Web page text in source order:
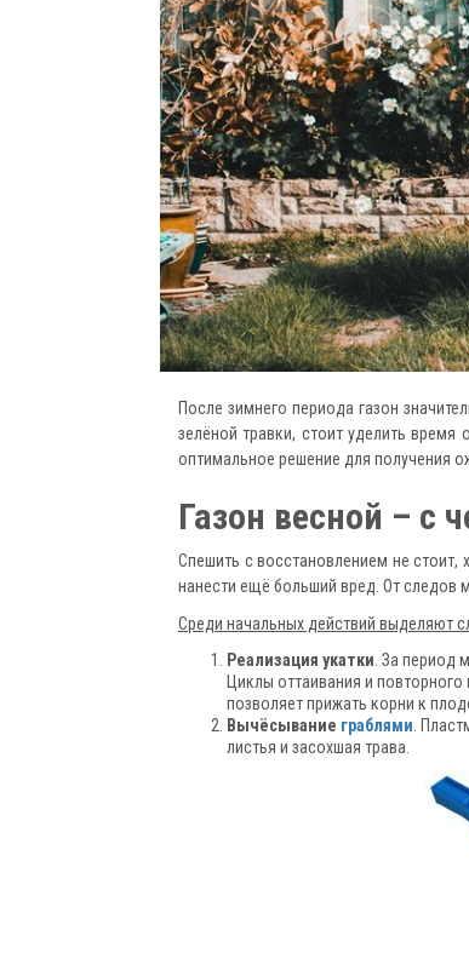
После зимнего периода газон
зелёной травки, стоит уделить
оптимальное решение для получения
Газон весной – с
Спешить с восстановлением не
нанести ещё больший вред. От следов
Среди начальных действий выделяют
Реализация укатки . За период
Циклы оттаивания и
позволяет прижать корни к
Вычёсывание граблями .
листья и засохшая трава.